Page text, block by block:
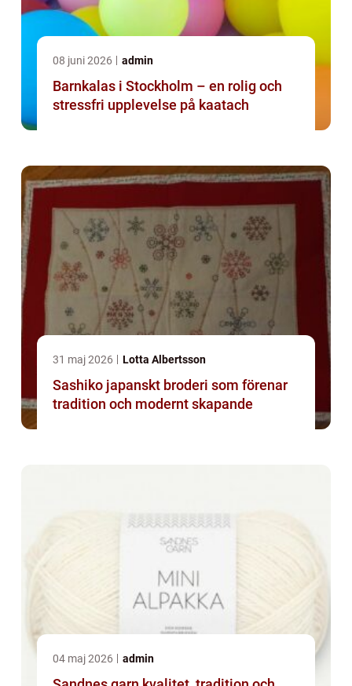
08 juni 2026 admin
Barnkalas i Stockholm – en rolig och
stressfri upplevelse på kaatach
31 maj 2026 Lotta Albertsson
Sashiko japanskt broderi som förenar
tradition och modernt skapande
04 maj 2026 admin